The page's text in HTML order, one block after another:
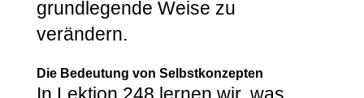
grundlegende Weise zu
verändern.
Die Bedeutung von Selbstkonzepten